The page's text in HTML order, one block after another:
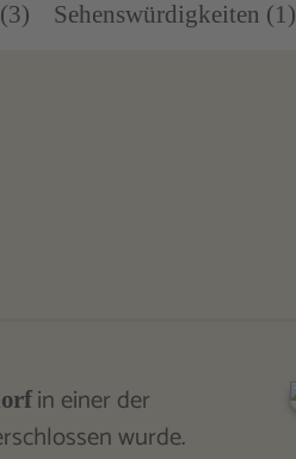
Sehenswürdigkeiten (1)
in einer der
wurde.